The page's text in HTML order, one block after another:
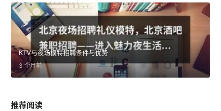
KTV与夜场模特招聘条件与优势
3 个月前
推荐阅读